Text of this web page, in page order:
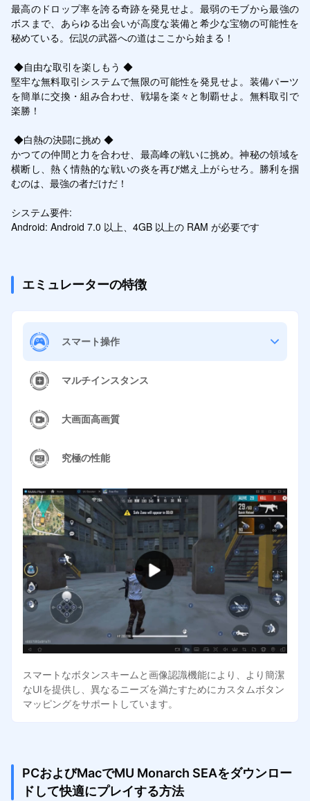
最高のドロップ率を誇る奇跡を発見せよ。最弱のモブから最強の
ボスまで、あらゆる出会いが高度な装備と希少な宝物の可能性を
秘めている。伝説の武器への道はここから始まる！
堅牢な無料取引システムで無限の可能性を発見せよ。装備パーツ
を簡単に交換・組み合わせ、戦場を楽々と制覇せよ。無料取引で
楽勝！
かつての仲間と力を合わせ、最高峰の戦いに挑め。神秘の領域を
横断し、熱く情熱的な戦いの炎を再び燃え上がらせろ。勝利を掴
むのは、最強の者だけだ！
システム要件:
Android: Android 7.0 以上、4GB 以上の RAM が必要です
エミュレーターの特徴
スマート操作
マルチインスタンス
大画面高画質
究極の性能
スマートなボタンスキームと画像認識機能により、より簡潔
なUIを提供し、異なるニーズを満たすためにカスタムボタン
マッピングをサポートしています。
PCおよびMacでMU Monarch SEAをダウンロー
ドして快適にプレイする方法